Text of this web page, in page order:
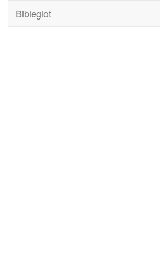
Bibleglot